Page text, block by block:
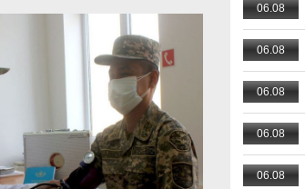
06.08
06.08
06.08
06.08
06.08